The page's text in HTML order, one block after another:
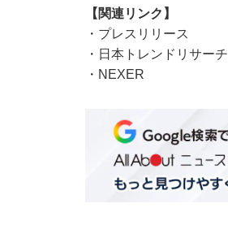
【関連リンク】
・ プレスリリース
・ 日本トレンドリサーチ
・ NEXER